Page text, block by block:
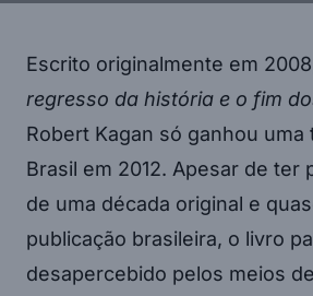
Escrito originalmente em
regresso da história e o fim
Robert Kagan só ganhou uma
Brasil em 2012. Apesar de ter
de uma década original e
publicação brasileira, o livro
desapercebido pelos meios